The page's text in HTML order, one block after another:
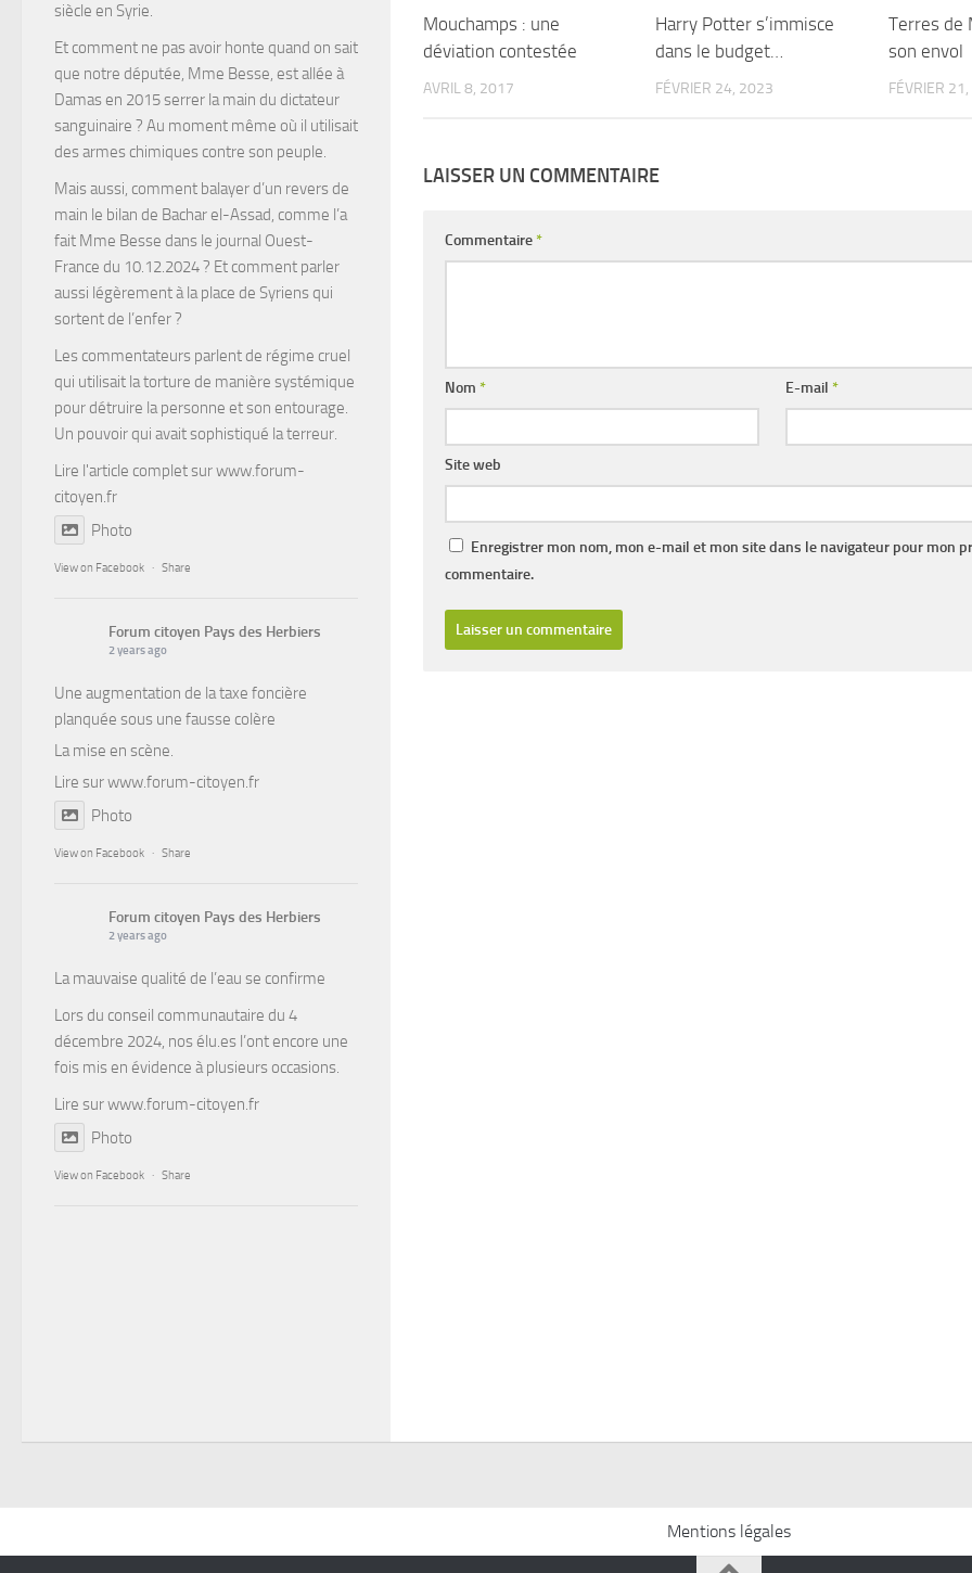
Mouchamps : une
déviation contestée
AVRIL 8, 2017
Harry Potter s’immisce
dans le budget…
FÉVRIER 24, 2023
Terres de
son envol
FÉVRIER
LAISSER UN COMMENTAIRE
Commentaire*
Nom * E-mail*
Site web
Enregistrer mon nom, mon e-mail et mon site dans le navigateur pour mon
commentaire.
siècle en Syrie.
Et comment ne pas avoir honte quand on sait
que notre députée, Mme Besse, est allée à
Damas en 2015 serrer la main du dictateur
sanguinaire ? Au moment même où il utilisait
des armes chimiques contre son peuple.
Mais aussi, comment balayer d’un revers de
main le bilan de Bachar el-Assad, comme l’a
fait Mme Besse dans le journal Ouest-
France du 10.12.2024 ? Et comment parler
aussi légèrement à la place de Syriens qui
sortent de l’enfer ?
Les commentateurs parlent de régime cruel
qui utilisait la torture de manière systémique
pour détruire la personne et son entourage.
Un pouvoir qui avait sophistiqué la terreur.
Lire l'article complet surwww.forum-
citoyen.fr
Photo
View on Facebook · Share
Forum citoyen Pays des Herbiers
2 years ago
Une augmentation de la taxe foncière
planquée sous une fausse colère
La mise en scène.
Lire surwww.forum-citoyen.fr
Photo
View on Facebook · Share
Forum citoyen Pays des Herbiers
2 years ago
La mauvaise qualité de l’eau se confirme
Lors du conseil communautaire du 4
décembre 2024, nos élu.es l’ont encore une
fois mis en évidence à plusieurs occasions.
Lire surwww.forum-citoyen.fr
Photo
View on Facebook · Share
Mentions légales